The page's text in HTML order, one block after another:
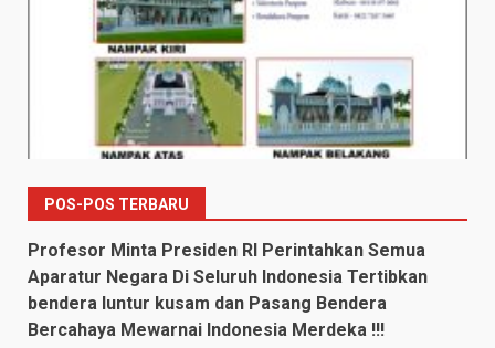
POS-POS TERBARU
Profesor Minta Presiden RI Perintahkan Semua
Aparatur Negara Di Seluruh Indonesia Tertibkan
bendera luntur kusam dan Pasang Bendera
Bercahaya Mewarnai Indonesia Merdeka !!!